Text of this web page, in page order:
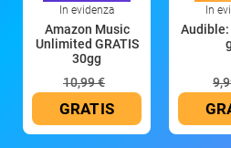
In evidenza
Amazon Music
Unlimited GRATIS
30gg
10,99 €
GRATIS
In